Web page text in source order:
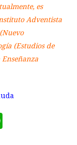
es
Adventista
(Estudios de